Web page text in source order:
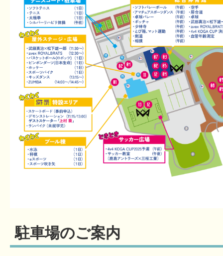
駐車場のご案内